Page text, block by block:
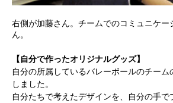
右側が加藤さん。チームでのコミュニケー
ん。
【自分で作ったオリジナルグッズ】
自分の所属しているバレーボールのチー
しました。
自分たちで考えたデザインを、自分の手で